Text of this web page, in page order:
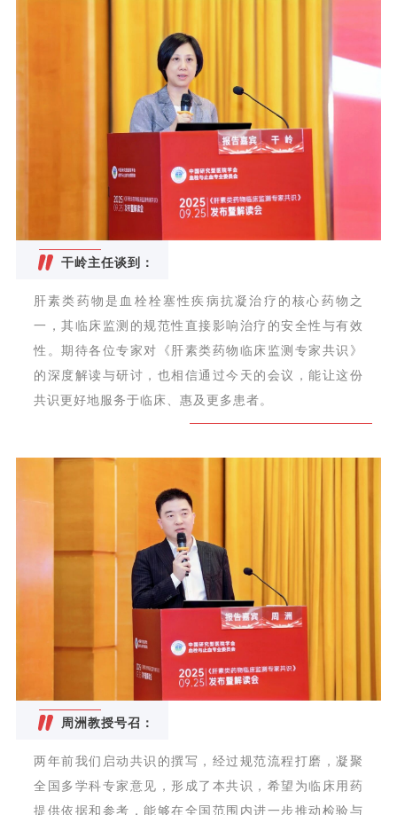
干岭主任谈到：
肝素类药物是血栓栓塞性疾病抗凝治疗的核心药物之
一，其临床监测的规范性直接影响治疗的安全性与有效
性。期待各位专家对《肝素类药物临床监测专家共识》
的深度解读与研讨，也相信通过今天的会议，能让这份
共识更好地服务于临床、惠及更多患者。
周洲教授号召：
两年前我们启动共识的撰写，经过规范流程打磨，凝聚
全国多学科专家意见，形成了本共识，希望为临床用药
提供依据和参考，能够在全国范围内进一步推动检验与